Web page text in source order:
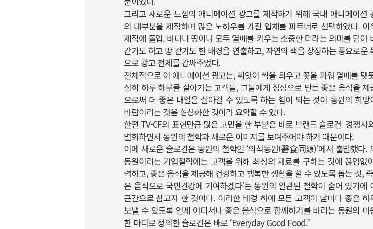
그리고 새로운 느낌의 애니메이션 광고를 제작하기 위해 국내 애니메이션
의 대부분을 제작하며 많은 노하우를 가진 업체를 파트너로 선택하였다. 이
제작에 돌입. 바다나 땅이나 모두 열매를 키우는 소중한 터라는 의미를 담아
같기도 하고 땅 같기도 한 배경을 연출하고, 자연의 색을 상징하는 풍요로운
으로 광고 전체를 감싸주었다.
전체적으로 이 애니메이션 광고는, 씨앗이 싹을 틔우고 꽃을 피워 열매를 맺
심히 하루 하루를 살아가는 고객들, 그들에게 정성으로 만든 좋은 음식을 제
으로써 더 좋은 내일을 살아갈 수 있도록 하는 힘이 되는 것이 동원의 희망
바람이라는 것을 형상화한 것이라 요약할 수 있다.
한편 TV-CF의 표현만큼 많은 고민을 한 부분은 바로 브랜드 슬로건. 경쟁사
별화하면서 동원의 철학과 새로운 이미지를 보여주어야 하기 때문이다.
이에 새로운 슬로건은 동원의 철학인 ‘의식동원(醫食同源)’에서 출발했다.
동원이라는 기업철학에는 고객을 위해 최상의 재료를 구하는 것에 끊임없
력하고, 좋은 음식을 제공해 건강하고 행복한 생활을 할 수 있도록 돕는 것,
은 음식으로 국민건강에 기여하겠다’는 동원의 일관된 철학이 숨어 있기에
근간으로 삼고자 한 것이다. 이러한 배경 하에 모든 고객이 날마다 좋은 하
보낼 수 있도록 언제 어디서나 좋은 음식으로 함께하기를 바라는 동원의 마
한 마디로 정의한 슬로건은 바로 ‘Everyday Good Food.’